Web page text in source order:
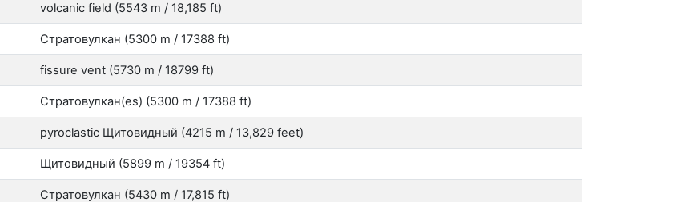
volcanic field (5543 m / 18,185 ft)
Стратовулкан (5300 m / 17388 ft)
fissure vent (5730 m / 18799 ft)
Стратовулкан(es) (5300 m / 17388 ft)
pyroclastic Щитовидный (4215 m / 13,829 feet)
Щитовидный (5899 m / 19354 ft)
Стратовулкан (5430 m / 17,815 ft)